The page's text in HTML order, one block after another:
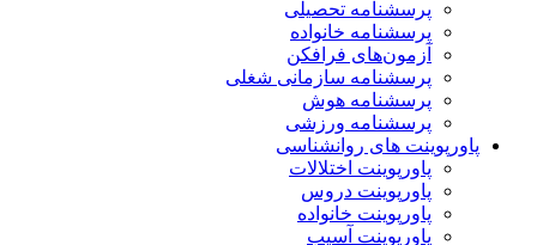
پرسشنامه تحصیلی
پرسشنامه خانواده
آزمون‌های فرافکن
پرسشنامه سازمانی شغلی
پرسشنامه هوش
پرسشنامه ورزشی
پاورپوینت های روانشناسی
پاورپوینت اختلالات
پاورپوینت دروس
پاورپوینت خانواده
پاورپوینت آسیب